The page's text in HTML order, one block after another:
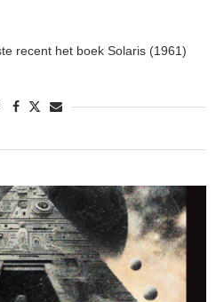
recent het boek Solaris (1961)